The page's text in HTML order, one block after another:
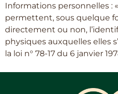
Informations personnelles :
permettent, sous quelque
directement ou non,
physiques auxquelles elles
la loi n° 78-17 du 6 janvier